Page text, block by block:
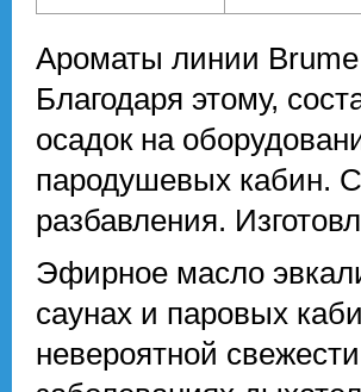
Ароматы линии Brume
Благодаря этому,
осадок на
пародушевых кабин.
разбавления.
Эфирное масло
саунах и паровых
невероятной